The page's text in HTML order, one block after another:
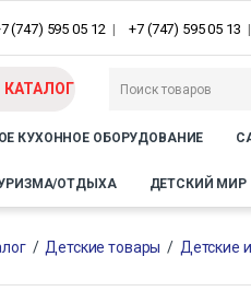
(747) 595 05 12 +7 (747) 595 05 13
КАТАЛОГ
КУХОННОЕ ОБОРУДОВАНИЕ
ОТДЫХА ДЕТСКИЙ МИР
/ Детские товары / Детские